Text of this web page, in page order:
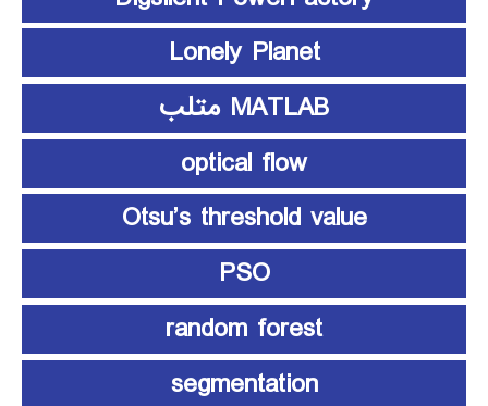
Lonely Planet
MATLAB متلب
optical flow
Otsu’s threshold value
PSO
random forest
segmentation